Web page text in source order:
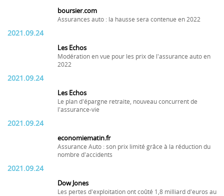
boursier.com
Assurances auto : la hausse sera contenue en 2022
2021.09.24
Les Echos
Modération en vue pour les prix de l'assurance auto en
2022
2021.09.24
Les Echos
Le plan d'épargne retraite, nouveau concurrent de
l'assurance-vie
2021.09.24
economiematin.fr
Assurance Auto : son prix limité grâce à la réduction du
nombre d'accidents
2021.09.24
Dow Jones
Les pertes d'exploitation ont coûté 1,8 milliard d'euros au